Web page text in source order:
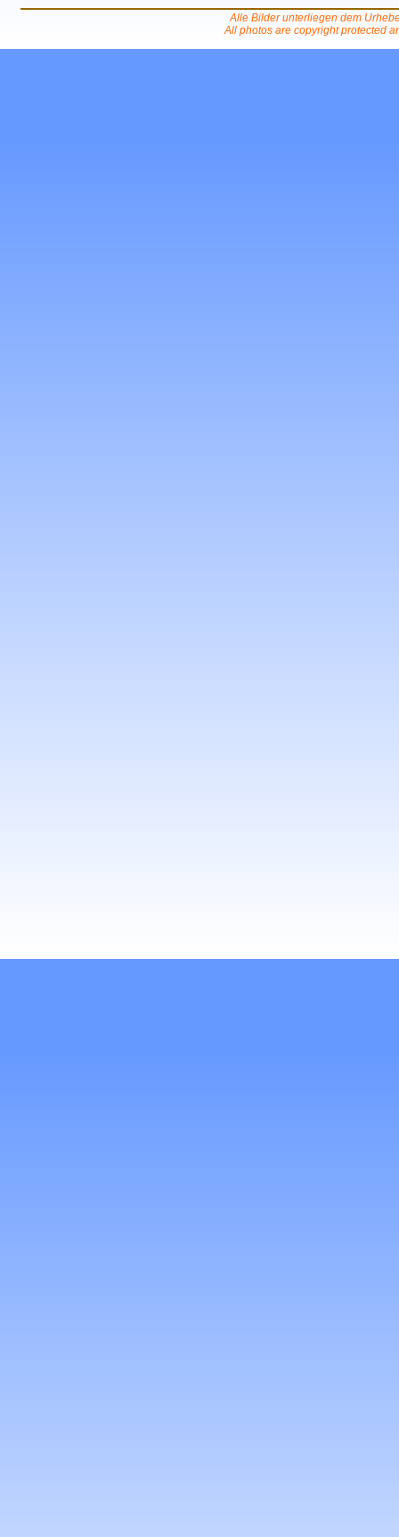
Alle Bilder unterliegen dem
All photos are copyright protected